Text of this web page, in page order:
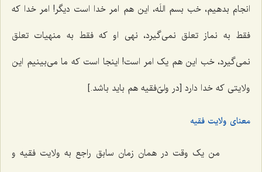
انجام بدهیم، خب بسم اللَه، این هم امر خدا است دیگر! امر خدا که
فقط به نماز تعلق نمی‌گیرد، نهی او که فقط به منهیات تعلق
نمی‌گیرد، خب این هم یک امر است! اینجا است که ما می‌بینیم این
ولایتی که خدا دارد [در ولیّ‌فقیه هم باید باشد.]
معنای ولایت فقیه
من یک وقت در همان زمان سابق راجع به ولایت فقیه و